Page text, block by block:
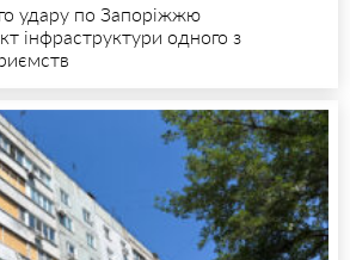
удару по Запоріжжю
інфраструктури одного з